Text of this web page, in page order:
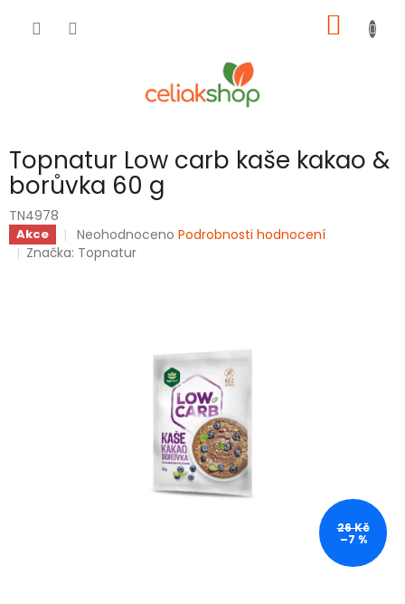
KOŠÍK
Topnatur Low carb kaše kakao &
borůvka 60 g
TN4978
Akce
Průměrné
hodnocení
Neohodnoceno Podrobnosti hodnocení
Značka: Topnatur
26 Kč
–7 %